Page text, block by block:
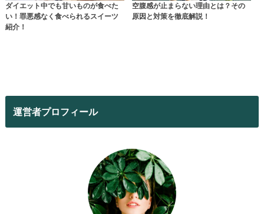
ダイエット中でも甘いものが食べた
い！罪悪感なく食べられるスイーツ
紹介！
空腹感が止まらない理由とは？その
原因と対策を徹底解説！
運営者プロフィール